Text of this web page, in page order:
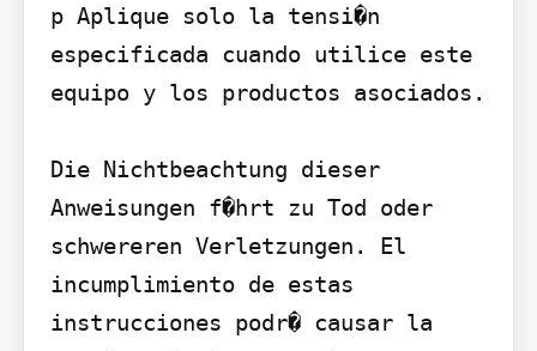
p Aplique solo la tensi�n
especificada cuando utilice este
equipo y los productos asociados.
Die Nichtbeachtung dieser
Anweisungen f�hrt zu Tod oder
schwereren Verletzungen. El
incumplimiento de estas
instrucciones podr� causar la